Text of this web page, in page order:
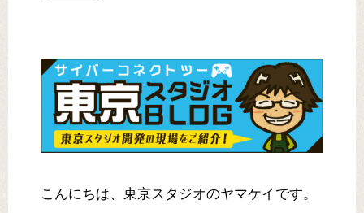
こんにちは、東京スタジオのヤマケイです。